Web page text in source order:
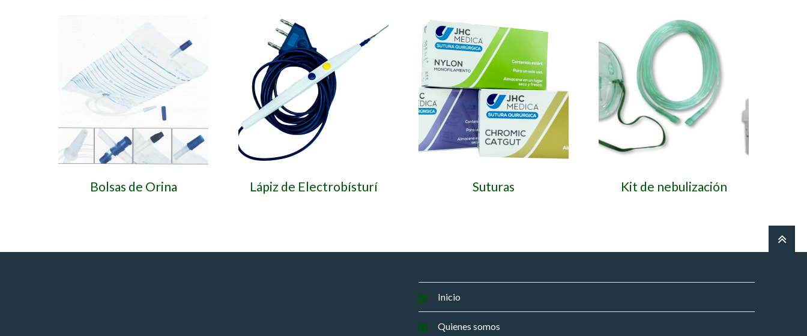
Bolsas de Orina Lápiz de Electrobísturí Suturas Kit de nebulización
Inicio
Quienes somos